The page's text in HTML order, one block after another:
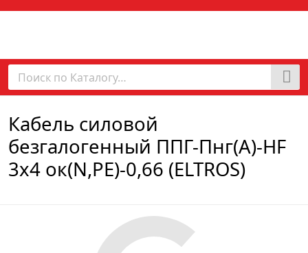
Кабель силовой
безгалогенный ППГ-Пнг(А)-HF
3х4 ок(N,PE)-0,66 (ELTROS)